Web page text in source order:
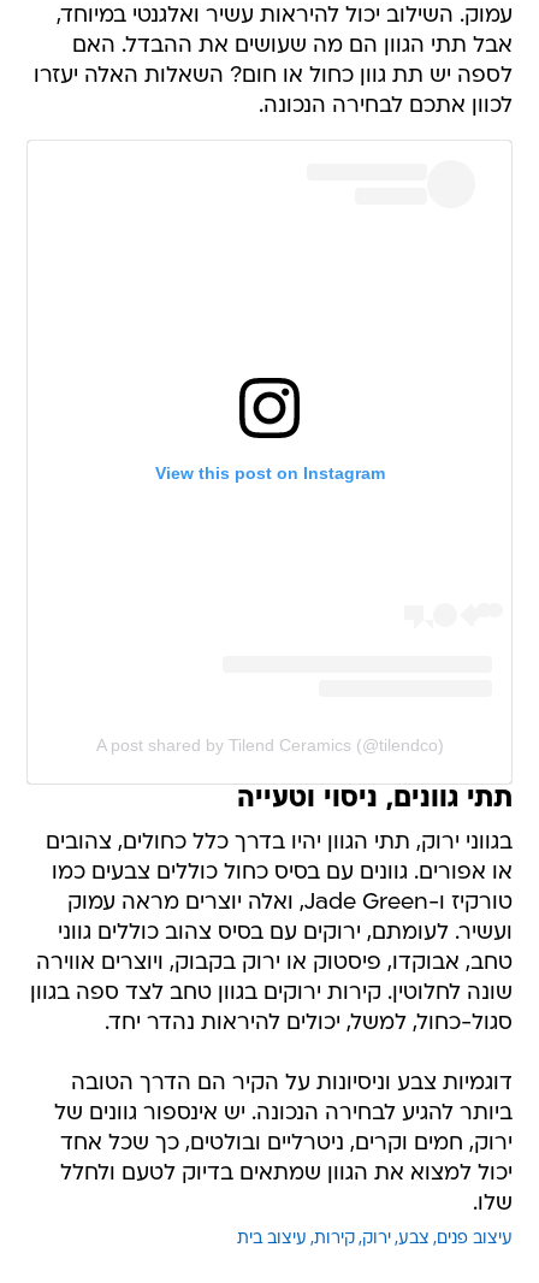
עמוק. השילוב יכול להיראות עשיר ואלגנטי במיוחד,
אבל תתי הגוון הם מה שעושים את ההבדל. האם
לספה יש תת גוון כחול או חום? השאלות האלה יעזרו
לכוון אתכם לבחירה הנכונה.
View this post on Instagram
A post shared by Tilend Ceramics (@tilendco)
תתי גוונים, ניסוי וטעייה
בגווני ירוק, תתי הגוון יהיו בדרך כלל כחולים, צהובים
או אפורים. גוונים עם בסיס כחול כוללים צבעים כמו
טורקיז ו-Jade Green, ואלה יוצרים מראה עמוק
ועשיר. לעומתם, ירוקים עם בסיס צהוב כוללים גווני
טחב, אבוקדו, פיסטוק או ירוק בקבוק, ויוצרים אווירה
שונה לחלוטין. קירות ירוקים בגוון טחב לצד ספה בגוון
סגול-כחול, למשל, יכולים להיראות נהדר יחד.
דוגמיות צבע וניסיונות על הקיר הם הדרך הטובה
ביותר להגיע לבחירה הנכונה. יש אינספור גוונים של
ירוק, חמים וקרים, ניטרליים ובולטים, כך שכל אחד
יכול למצוא את הגוון שמתאים בדיוק לטעם ולחלל
שלו.
עיצוב פנים צבע ירוק קירות עיצוב בית